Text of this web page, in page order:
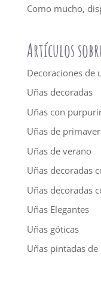
Como mucho,
Artículos
Decoraciones de
Uñas decoradas
Uñas con
Uñas de
Uñas de verano
Uñas decoradas
Uñas decoradas
Uñas Elegantes
Uñas góticas
Uñas pintadas de